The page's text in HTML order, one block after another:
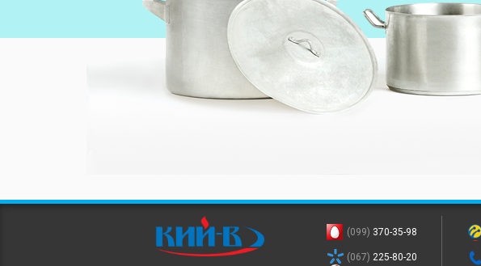
(099) 370-35-98
(067) 225-80-20